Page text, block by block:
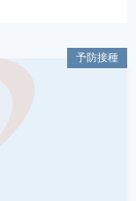
予防接種